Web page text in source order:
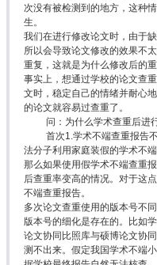
次没有被检测到的地方，这种
生。
我们在进行修改论文时，由于
所以会导致论文修改的效果不
重复，这就是为什么修改后的
事实上，想通过学校的论文查
文时，稳定自己的情绪并耐心
的论文就容易过查重了。
问：为什么学术查重后进
首次1.学术不端查重报告
法分子利用家庭装假的学术不
那么如果使用假学术不端查重
后查重率变高的情况。对于这
不端查重报告。
多次论文查重使用的版本号不
版本号的细化是存在的。比如
论文协同比照库与硕博论文协
测不出来。假定我国学术不端